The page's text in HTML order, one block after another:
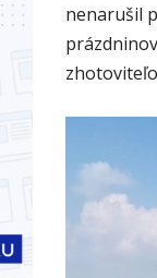
nenarušil